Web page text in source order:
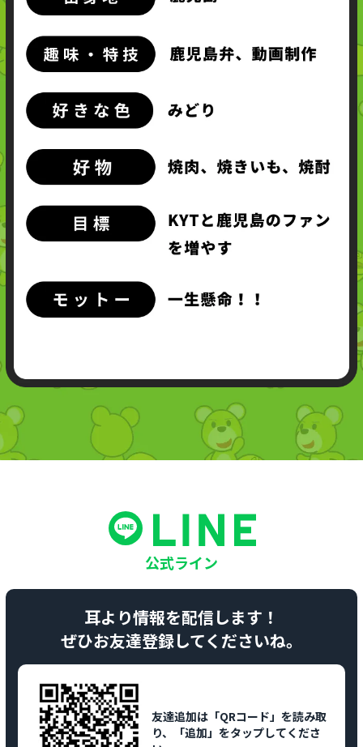
公式ライン
耳より情報を配信します！
ぜひお友達登録してくださいね。
友達追加は「QRコード」を読み取
り、「追加」をタップしてくださ